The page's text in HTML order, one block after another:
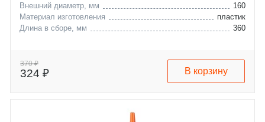
Внешний диаметр, мм
160
Материал изготовления
пластик
Длина в сборе, мм
360
370 ₽
324 ₽ В корзину